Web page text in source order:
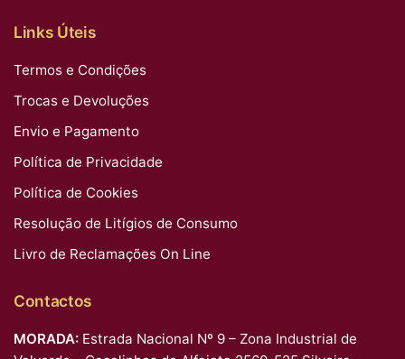
Links Úteis
Termos e Condições
Trocas e Devoluções
Envio e Pagamento
Política de Privacidade
Política de Cookies
Resolução de Litígios de Consumo
Livro de Reclamações On Line
Contactos
MORADA: Estrada Nacional Nº 9 – Zona Industrial de